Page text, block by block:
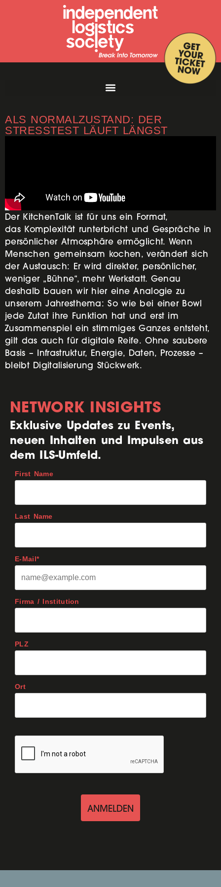
ALS NORMALZUSTAND: DER
STRESSTEST LÄUFT LÄNGST
Der KitchenTalk ist für uns ein Format,
das Komplexität runterbricht und Gespräche in
persönlicher Atmosphäre ermöglicht. Wenn
Menschen gemeinsam kochen, verändert sich
der Austausch: Er wird direkter, persönlicher,
weniger „Bühne“, mehr Werkstatt. Genau
deshalb bauen wir hier eine Analogie zu
unserem Jahresthema: So wie bei einer Bowl
jede Zutat ihre Funktion hat und erst im
Zusammenspiel ein stimmiges Ganzes entsteht,
gilt das auch für digitale Reife. Ohne saubere
Basis – Infrastruktur, Energie, Daten, Prozesse –
bleibt Digitalisierung Stückwerk.
NETWORK INSIGHTS
Exklusive Updates zu Events,
neuen Inhalten und Impulsen aus
dem ILS-Umfeld.
First Name
Last Name
E-Mail*
Firma / Institution
PLZ
Ort
ANMELDEN